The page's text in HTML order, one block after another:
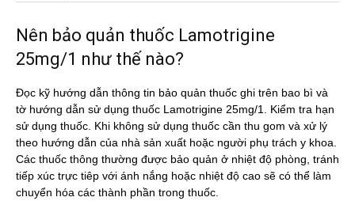
Nên bảo quản thuốc Lamotrigine
25mg/1 như thế nào?
Đọc kỹ hướng dẫn thông tin bảo quản thuốc ghi trên bao bì và
tờ hướng dẫn sử dụng thuốc Lamotrigine 25mg/1. Kiểm tra hạn
sử dụng thuốc. Khi không sử dụng thuốc cần thu gom và xử lý
theo hướng dẫn của nhà sản xuất hoặc người phụ trách y khoa.
Các thuốc thông thường được bảo quản ở nhiệt độ phòng, tránh
tiếp xúc trực tiêp với ánh nắng hoặc nhiệt độ cao sẽ có thể làm
chuyển hóa các thành phần trong thuốc.